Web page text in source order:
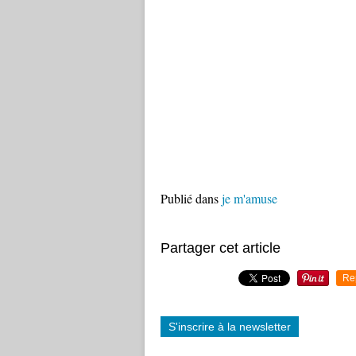
Publié dansje m'amuse
Partager cet article
S'inscrire à la newsletter